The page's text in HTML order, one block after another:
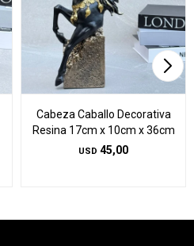
Cabeza Caballo Decorativa
Resina 17cm x 10cm x 36cm
USD 45,00